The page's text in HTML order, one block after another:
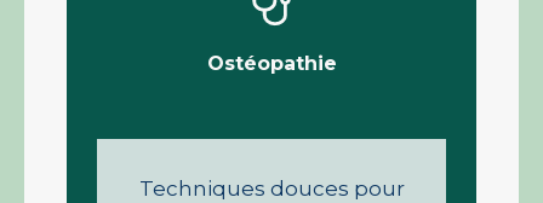
Ostéopathie
Techniques douces pour